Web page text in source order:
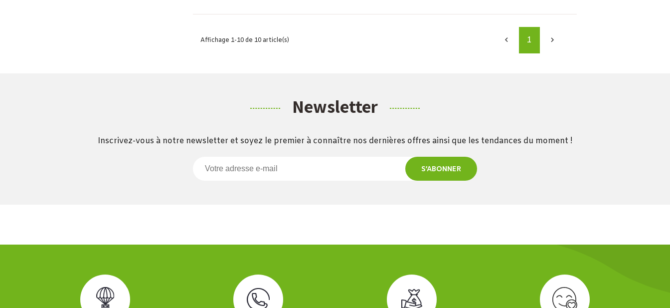
Affichage 1-10 de 10 article(s)  1 
Newsletter
Inscrivez-vous à notre newsletter et soyez le premier à connaître nos dernières offres ainsi que les tendances du moment !
S’ABONNER